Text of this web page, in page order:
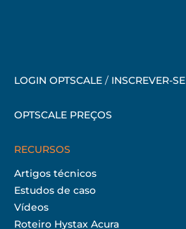
LOGIN OPTSCALE / INSCREVER-SE
OPTSCALE PREÇOS
RECURSOS
Artigos técnicos
Estudos de caso
Vídeos
Roteiro Hystax Acura